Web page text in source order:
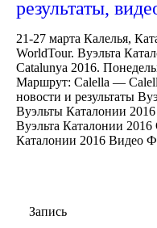
результаты,
21-27 марта Калелья,
WorldTour. Вуэльта
Catalunya 2016.
Маршрут: Calella —
новости и результаты
Вуэльты Каталонии
Вуэльта Каталонии
Каталонии 2016 Видео
Запись